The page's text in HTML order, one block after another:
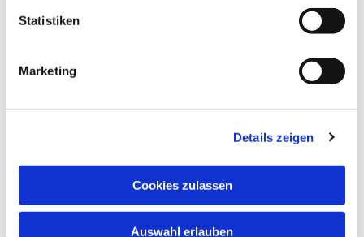
Statistiken
Marketing
Details zeigen
Cookies zulassen
Auswahl erlauben